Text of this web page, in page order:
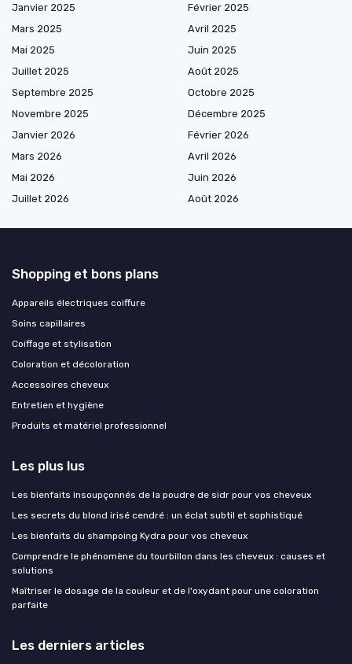
Janvier 2025
Février 2025
Mars 2025
Avril 2025
Mai 2025
Juin 2025
Juillet 2025
Août 2025
Septembre 2025
Octobre 2025
Novembre 2025
Décembre 2025
Janvier 2026
Février 2026
Mars 2026
Avril 2026
Mai 2026
Juin 2026
Juillet 2026
Août 2026
Shopping et bons plans
Appareils électriques coiffure
Soins capillaires
Coiffage et stylisation
Coloration et décoloration
Accessoires cheveux
Entretien et hygiène
Produits et matériel professionnel
Les plus lus
Les bienfaits insoupçonnés de la poudre de sidr pour vos cheveux
Les secrets du blond irisé cendré : un éclat subtil et sophistiqué
Les bienfaits du shampoing Kydra pour vos cheveux
Comprendre le phénomène du tourbillon dans les cheveux : causes et
solutions
Maîtriser le dosage de la couleur et de l'oxydant pour une coloration
parfaite
Les derniers articles